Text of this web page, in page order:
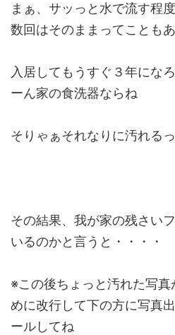
まぁ、サッっと水で流す程
数回はそのままってことも
入居してもうすぐ３年にな
ーん家の食洗器ならね
そりゃぁそれなりに汚れる
その結果、我が家の残さい
いるのかと言うと・・・・
※この後ちょっと汚れた写
めに改行して下の方に写真
ールしてね